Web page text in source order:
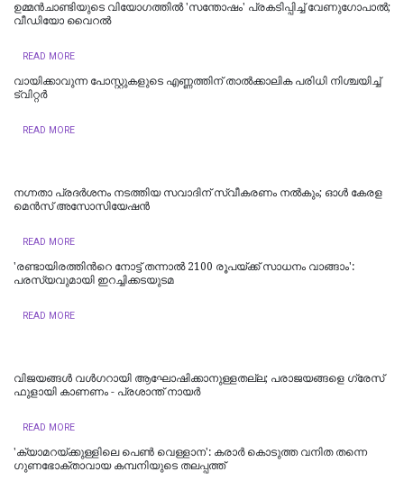
ഉമ്മന്‍ചാണ്ടിയുടെ വിയോഗത്തില്‍ 'സന്തോഷം' പ്രകടിപ്പിച്ച് വേണുഗോപാല്‍;
വീ‍ഡിയോ വൈറല്‍
READ MORE
വാ​യി​ക്കാ​വു​ന്ന പോ​സ്റ്റു​ക​ളു​ടെ എ​ണ്ണ​ത്തി​ന് താ​ൽ​ക്കാ​ലി​ക പ​രി​ധി നി​ശ്ച​യി​ച്ച്
ട്വിറ്റർ
READ MORE
നഗ്നതാ പ്രദര്‍ശനം നടത്തിയ സവാദിന് സ്വീകരണം നല്‍കും; ഓൾ കേരള
മെൻസ് അസോസിയേഷൻ
READ MORE
'രണ്ടായിരത്തിന്‍റെ നോട്ട് തന്നാൽ 2100 രൂപയ്‍ക്ക് സാധനം വാങ്ങാം':
പരസ്യവുമായി ഇറച്ചിക്കടയുടമ
READ MORE
വിജയങ്ങൾ വൾഗറായി ആഘോഷിക്കാനുള്ളതല്ല; പരാജയങ്ങളെ ഗ്രേസ്
ഫുളായി കാണണം - പ്രശാന്ത് നായർ
READ MORE
'ക്യാമറയ്ക്കുള്ളിലെ പെൺ വെള്ളാന': കരാർ കൊടുത്ത വനിത തന്നെ
ഗുണഭോക്താവായ കമ്പനിയുടെ തലപ്പത്ത്